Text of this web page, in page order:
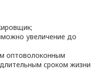
увеличение до
оптоволоконным
сроком жизни